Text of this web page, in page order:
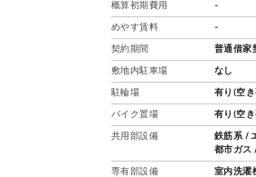
概算初期費用 -
めやす賃料 -
契約期間 普通借家
敷地内駐車場 なし
駐輪場 有り(空
バイク置場 有り(空
共用部設備
鉄筋系 /
都市ガス
専有部設備
室内洗濯